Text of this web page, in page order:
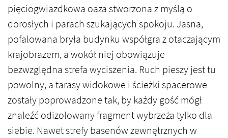
pięciogwiazdkowa oaza stworzona z myślą o
dorosłych i parach szukających spokoju. Jasna,
pofalowana bryła budynku współgra z otaczającym
krajobrazem, a wokół niej obowiązuje
bezwzględna strefa wyciszenia. Ruch pieszy jest tu
powolny, a tarasy widokowe i ścieżki spacerowe
zostały poprowadzone tak, by każdy gość mógł
znaleźć odizolowany fragment wybrzeża tylko dla
siebie. Nawet strefy basenów zewnętrznych w